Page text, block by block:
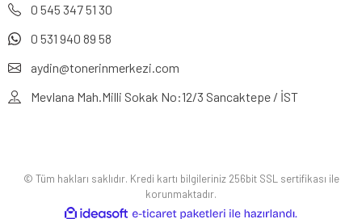
0 545 347 51 30
0 531 940 89 58
aydin@tonerinmerkezi.com
Mevlana Mah.Milli Sokak No:12/3 Sancaktepe / İST
© Tüm hakları saklıdır. Kredi kartı bilgileriniz 256bit SSL sertifikası ile
korunmaktadır.
ideasoft e-